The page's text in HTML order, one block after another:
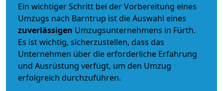
Ein wichtiger Schritt bei der Vorbereitung eines
Umzugs nach Barntrup ist die Auswahl eines
zuverlässigen Umzugsunternehmens in Fürth.
Es ist wichtig, sicherzustellen, dass das
Unternehmen über die erforderliche Erfahrung
und Ausrüstung verfügt, um den Umzug
erfolgreich durchzuführen.